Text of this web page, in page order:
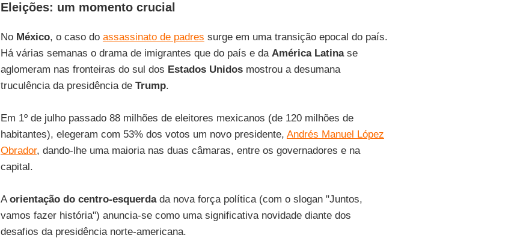
Eleições: um momento crucial
No México, o caso do assassinato de padres surge em uma transição epocal do país.
Há várias semanas o drama de imigrantes que do país e da América Latinase
aglomeram nas fronteiras do sul dos Estados Unidosmostrou a desumana
truculência da presidência de Trump.
Em 1º de julho passado 88 milhões de eleitores mexicanos (de 120 milhões de
habitantes), elegeram com 53% dos votos um novo presidente, Andrés Manuel López
Obrador, dando-lhe uma maioria nas duas câmaras, entre os governadores e na
capital.
Aorientação do centro-esquerdada nova força política (com o slogan "Juntos,
vamos fazer história") anuncia-se como uma significativa novidade diante dos
desafios da presidência norte-americana.